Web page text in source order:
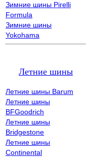
Зимние шины Pirelli
Formula
Зимние шины
Yokohama
Летние шины
Летние шины Barum
Летние шины
BFGoodrich
Летние шины
Bridgestone
Летние шины
Continental